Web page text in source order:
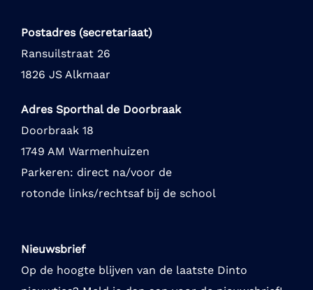
Postadres (secretariaat)
Ransuilstraat 26
1826 JS Alkmaar
Adres Sporthal de Doorbraak
Doorbraak 18
1749 AM Warmenhuizen
Parkeren: direct na/voor de
rotonde links/rechtsaf bij de school
Nieuwsbrief
Op de hoogte blijven van de laatste Dinto